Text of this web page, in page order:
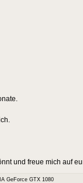
und freue mich auf
GeForce GTX 1080